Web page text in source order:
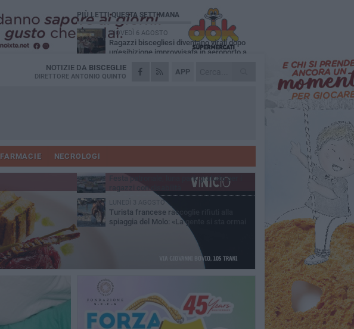
APP
NOTIZIE DA BISCEGLIE
DIRETTORE ANTONIO QUINTO
FARMACIE NECROLOGI
PIÙ LETTI QUESTA SETTIMANA
GIOVEDÌ 6 AGOSTO
Ragazzi biscegliesi diventano virali dopo
un'esibizione improvvisata in aeroporto a
MARTEDÌ 4 AGOSTO
Emergenza caldo, il Comune di Bisceglie
Due auto incendiate nella notte in via Dieta
MERCOLEDÌ 5 AGOSTO
Festa patronale, luna park gratuito per i
LUNEDÌ 3 AGOSTO
Turista francese raccoglie rifiuti alla
spiaggia del Molo: «La gente si sta ormai
abituando»